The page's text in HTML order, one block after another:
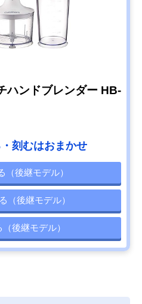
ハンドブレンダー HB-
刻むはおまかせ
（後継モデル）
（後継モデル）
後継モデル）